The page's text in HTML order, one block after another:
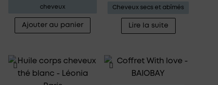
cheveux
Ajouter au panier
Cheveux secs et abîmés
Lire la suite